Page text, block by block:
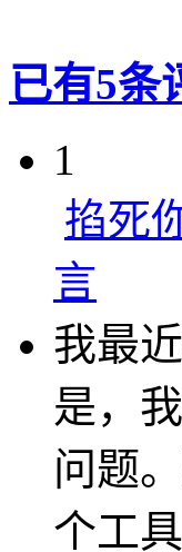
已有5条
1
掐死
言
我最
是，
问题
个工